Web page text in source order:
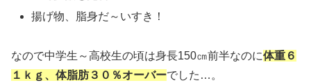
揚げ物、脂身だ～いすき！
なので中学生～高校生の頃は身長150㎝前半なのに体重６
１ｋｇ、体脂肪３０％オーバーでした…。